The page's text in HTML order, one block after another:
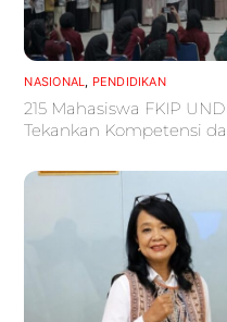
NASIONAL, PENDIDIKAN
215 Mahasiswa FKIP
Tekankan Kompetensi